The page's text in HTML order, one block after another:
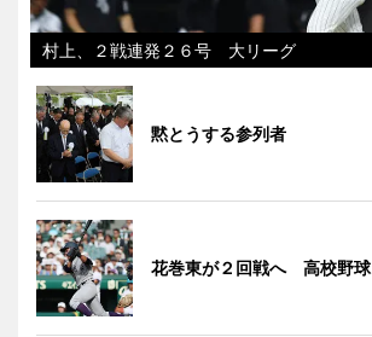
村上、２戦連発２６号 大リーグ
黙とうする参列者
花巻東が２回戦へ 高校野球